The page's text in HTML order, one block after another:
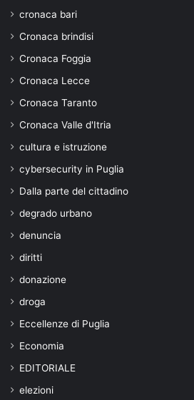
cronaca bari
Cronaca brindisi
Cronaca Foggia
Cronaca Lecce
Cronaca Taranto
Cronaca Valle d'Itria
cultura e istruzione
cybersecurity in Puglia
Dalla parte del cittadino
degrado urbano
denuncia
diritti
donazione
droga
Eccellenze di Puglia
Economia
EDITORIALE
elezioni